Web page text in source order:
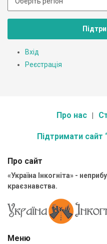
Вхід
Реєстрація
Про нас
Підтримати сайт
Про сайт
«Україна Інкогніта» -
краєзнавства.
Меню